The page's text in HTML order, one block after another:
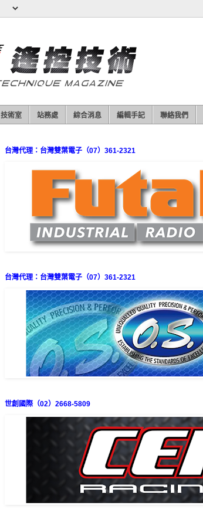
技術室 站務處 綜合消息 編輯手記 聯絡我們
台灣代理：台灣雙葉電子（07）361-2321
台灣代理：台灣雙葉電子（07）361-2321
世創國際（02）2668-5809